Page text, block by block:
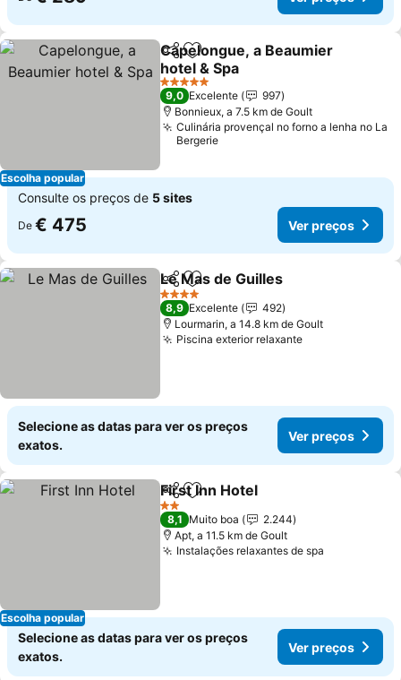
Escolha popular
PartilharAdicionar aos favoritos
Capelongue, a Beaumier
hotel & Spa
Ver preços
5 Estrelas
9,0 Excelente
997
Bonnieux, a 7.5 km de Goult
Culinária provençal no forno a lenha no La
Bergerie
Consulte os preços de 5 sites
De € 475 Ver preços
PartilharAdicionar aos favoritos
Le Mas de Guilles
4 Estrelas
8,9 Excelente
492
Lourmarin, a 14.8 km de Goult
Piscina exterior relaxanteVer preços
Selecione as datas para ver os preços
exatos.
Ver preços
Escolha popular
PartilharAdicionar aos favoritos
First Inn Hotel
2 Estrelas
8,1 Muito boa
2.244
Apt, a 11.5 km de Goult
Instalações relaxantes de spa
Selecione as datas para ver os preços
exatos.
Ver preços